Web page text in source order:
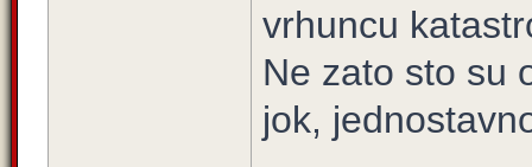
vrhuncu
Ne zato sto su
jok,